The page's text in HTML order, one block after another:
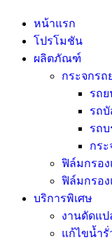
หน้าแรก
โปรโมชัน
ผลิตภัณฑ์
กระจกรถ
รถ
รถ
รถ
กร
ฟิล์มกรอ
ฟิล์มกรอ
บริการพิเศษ
งานดัดแป
แก้ไขน้ำรั่